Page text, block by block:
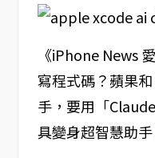
《iPhone News
寫程式碼？蘋果
手，要用「
具變身超智慧助手